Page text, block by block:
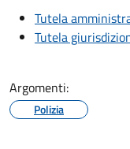
Tutela
Tutela
Argomenti:
Polizia